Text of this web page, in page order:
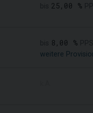
25,00 %
8,00 %
weitere